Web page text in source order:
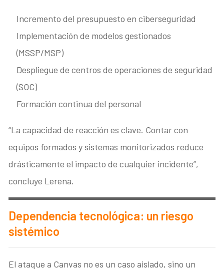
Incremento del presupuesto en ciberseguridad
Implementación de modelos gestionados
(MSSP/MSP)
Despliegue de centros de operaciones de seguridad
(SOC)
Formación continua del personal
“La capacidad de reacción es clave. Contar con
equipos formados y sistemas monitorizados reduce
drásticamente el impacto de cualquier incidente”,
concluye Lerena.
Dependencia tecnológica: un riesgo
sistémico
El ataque a Canvas no es un caso aislado, sino un